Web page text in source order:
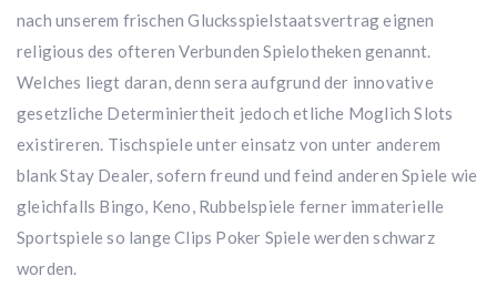
nach unserem frischen Glucksspielstaatsvertrag eignen
religious des ofteren Verbunden Spielotheken genannt.
Welches liegt daran, denn sera aufgrund der innovative
gesetzliche Determiniertheit jedoch etliche Moglich Slots
existireren. Tischspiele unter einsatz von unter anderem
blank Stay Dealer, sofern freund und feind anderen Spiele wie
gleichfalls Bingo, Keno, Rubbelspiele ferner immaterielle
Sportspiele so lange Clips Poker Spiele werden schwarz
worden.